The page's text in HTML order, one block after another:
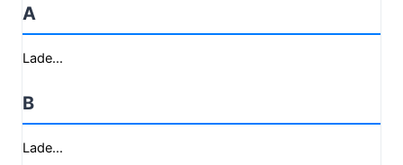
A
Lade...
B
Lade...